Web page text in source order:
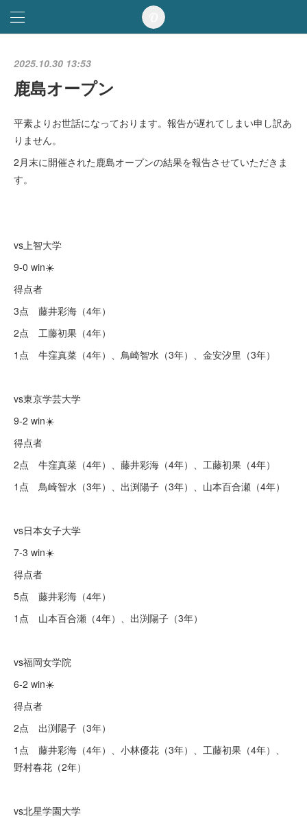
2025.10.30 13:53
鹿島オープン
平素よりお世話になっております。報告が遅れてしまい申し訳あ
りません。
2月末に開催された鹿島オープンの結果を報告させていただきま
す。
vs上智大学
9-0 win☀️
得点者
3点 藤井彩海（4年）
2点 工藤初果（4年）
1点 牛窪真菜（4年）、鳥崎智水（3年）、金安汐里（3年）
vs東京学芸大学
9-2 win☀️
得点者
2点 牛窪真菜（4年）、藤井彩海（4年）、工藤初果（4年）
1点 鳥崎智水（3年）、出渕陽子（3年）、山本百合瀬（4年）
vs日本女子大学
7-3 win☀️
得点者
5点 藤井彩海（4年）
1点 山本百合瀬（4年）、出渕陽子（3年）
vs福岡女学院
6-2 win☀️
得点者
2点 出渕陽子（3年）
1点 藤井彩海（4年）、小林優花（3年）、工藤初果（4年）、
野村春花（2年）
vs北星学園大学